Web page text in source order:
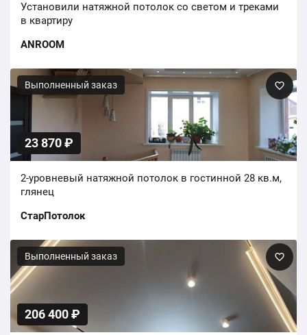
Установили натяжной потолок со светом и треками
в квартиру
ANROOM
Выполненный заказ
23 870 ₽
2-уровневый натяжной потолок в гостинной 28 кв.м,
глянец
СтарПотолок
Выполненный заказ
206 400 ₽